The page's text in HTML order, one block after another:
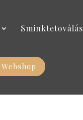
Sminktetoválás
Webshop